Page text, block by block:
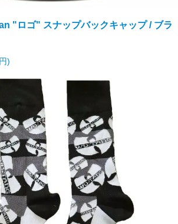
"ロゴ" スナップバックキャップ / ブラ
)